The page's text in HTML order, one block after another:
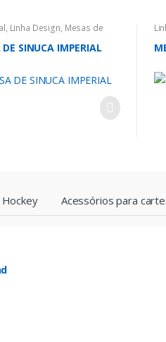
, Linha Design, Mesas de
DE SINUCA IMPERIAL
Acessórios para